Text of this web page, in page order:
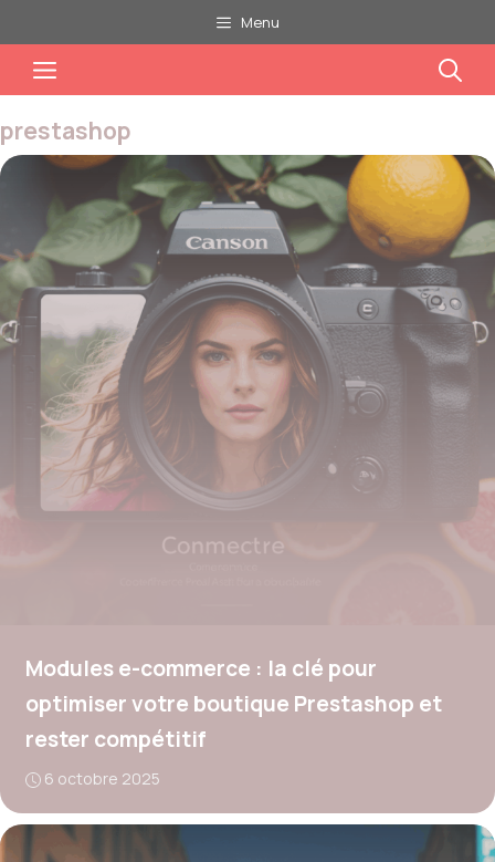
au
contenu
Menu
Menu
prestashop
Modules e-commerce : la clé pour
optimiser votre boutique Prestashop et
rester compétitif
6 octobre 2025